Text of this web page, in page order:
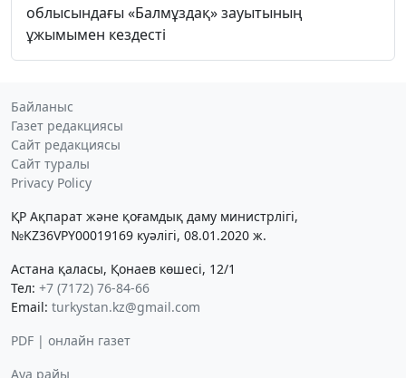
облысындағы «Балмұздақ» зауытының
ұжымымен кездесті
Байланыс
Газет редакциясы
Сайт редакциясы
Сайт туралы
Privacy Policy
ҚР Ақпарат және қоғамдық даму министрлігі,
№KZ36VPY00019169 куәлігі, 08.01.2020 ж.
Астана қаласы, Қонаев көшесі, 12/1
Тел: +7 (7172) 76-84-66
Email: turkystan.kz@gmail.com
PDF | онлайн газет
Ауа райы